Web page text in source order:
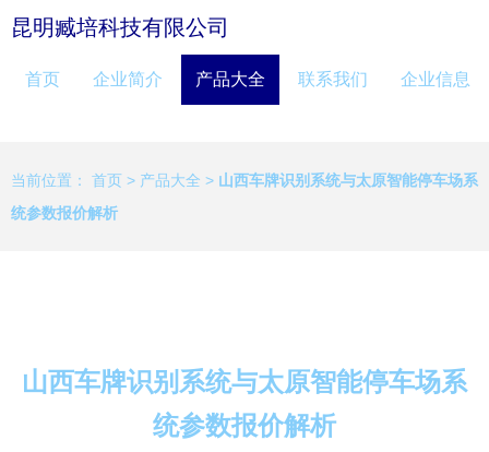
昆明臧培科技有限公司
首页 企业简介 产品大全 联系我们 企业信息
当前位置： 首页 > 产品大全 > 山西车牌识别系统与太原智能停车场系
统参数报价解析
山西车牌识别系统与太原智能停车场系
统参数报价解析